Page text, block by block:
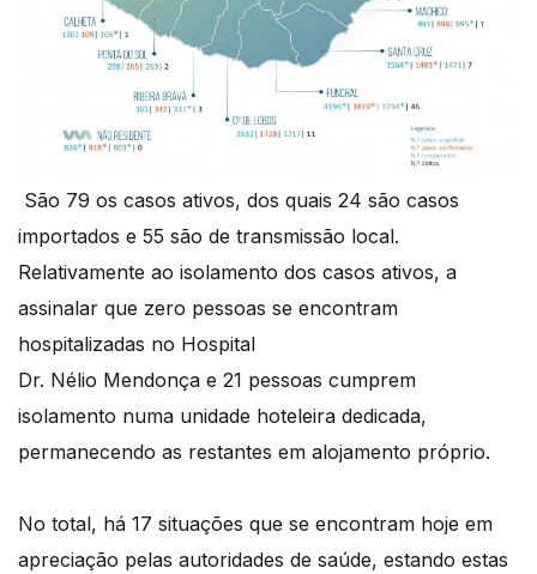
São 79 os casos ativos, dos quais 24 são casos
importados e 55 são de transmissão local.
Relativamente ao isolamento dos casos ativos, a
assinalar que zero pessoas se encontram
hospitalizadas no Hospital
Dr. Nélio Mendonça e 21 pessoas cumprem
isolamento numa unidade hoteleira dedicada,
permanecendo as restantes em alojamento próprio.
No total, há 17 situações que se encontram hoje em
apreciação pelas autoridades de saúde, estando estas